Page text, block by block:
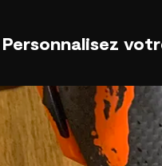
Personnalisez